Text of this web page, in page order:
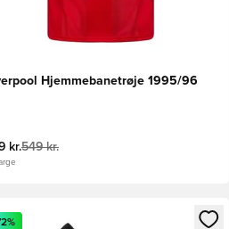
Hjemmebanetrøje 1995/96
kr.549 kr.
medlem
en Modal til at logge ind eller